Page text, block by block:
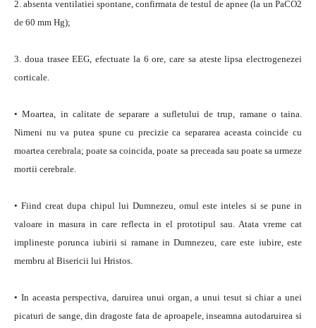
2. absenta ventilatiei spontane, confirmata de testul de apnee (la un PaCO2
de 60 mm Hg);
3. doua trasee EEG, efectuate la 6 ore, care sa ateste lipsa electrogenezei
corticale.
• Moartea, in calitate de separare a sufletului de trup, ramane o taina.
Nimeni nu va putea spune cu precizie ca separarea aceasta coincide cu
moartea cerebrala; poate sa coincida, poate sa preceada sau poate sa urmeze
mortii cerebrale.
• Fiind creat dupa chipul lui Dumnezeu, omul este inteles si se pune in
valoare in masura in care reflecta in el prototipul sau. Atata vreme cat
implineste porunca iubirii si ramane in Dumnezeu, care este iubire, este
membru al Bisericii lui Hristos.
• In aceasta perspectiva, daruirea unui organ, a unui tesut si chiar a unei
picaturi de sange, din dragoste fata de aproapele, inseamna autodaruirea si